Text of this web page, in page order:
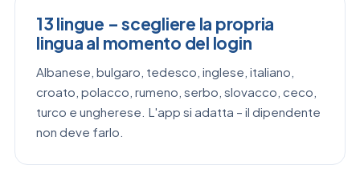
13 lingue – scegliere la propria
lingua al momento del login
Albanese, bulgaro, tedesco, inglese, italiano,
croato, polacco, rumeno, serbo, slovacco, ceco,
turco e ungherese. L'app si adatta – il dipendente
non deve farlo.